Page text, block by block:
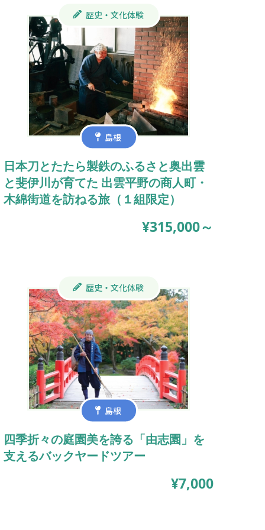
島根
歴史・文化体験
日本刀とたたら製鉄のふるさと奥出雲
と斐伊川が育てた 出雲平野の商人町・
木綿街道を訪ねる旅（１組限定）
¥315,000～
島根
歴史・文化体験
四季折々の庭園美を誇る「由志園」を
支えるバックヤードツアー
¥7,000